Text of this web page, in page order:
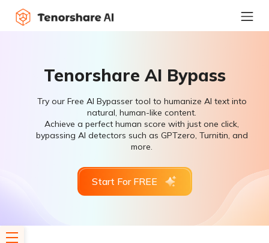
Tenorshare AI Bypass
Try our Free AI Bypasser tool to humanize AI text into
natural, human-like content.
Achieve a perfect human score with just one click,
bypassing AI detectors such as GPTzero, Turnitin, and
more.
Start For FREE